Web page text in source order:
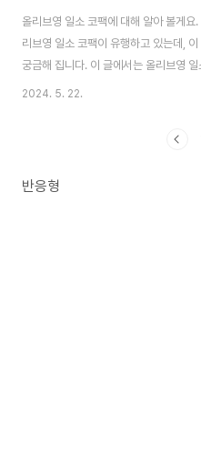
올리브영 일소 코팩에 대해 알아 볼게
리브영 일소 코팩이 유행하고 있는데,
궁금해 집니다. 이 글에서는 올리브영
등에 대해 자세히 알아 보겠습니다. 올
라, 자극없이 제거할수 있어 좋다고 했
분에는 들뜰수도 있어 잘 밀착시켜주는
2024. 5. 22.
반응형